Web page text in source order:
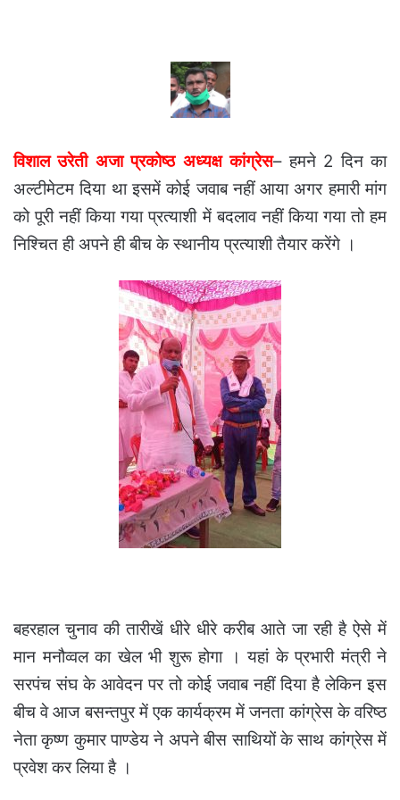
विशाल उरेती अजा प्रकोष्ठ अध्यक्ष कांग्रेस– हमने 2 दिन का
अल्टीमेटम दिया था इसमें कोई जवाब नहीं आया अगर हमारी मांग
को पूरी नहीं किया गया प्रत्याशी में बदलाव नहीं किया गया तो हम
निश्चित ही अपने ही बीच के स्थानीय प्रत्याशी तैयार करेंगे ।
बहरहाल चुनाव की तारीखें धीरे धीरे करीब आते जा रही है ऐसे में
मान मनौव्वल का खेल भी शुरू होगा । यहां के प्रभारी मंत्री ने
सरपंच संघ के आवेदन पर तो कोई जवाब नहीं दिया है लेकिन इस
बीच वे आज बसन्तपुर में एक कार्यक्रम में जनता कांग्रेस के वरिष्ठ
नेता कृष्ण कुमार पाण्डेय ने अपने बीस साथियों के साथ कांग्रेस में
प्रवेश कर लिया है ।